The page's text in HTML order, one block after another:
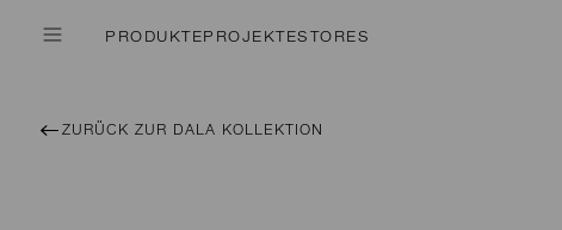
PRODUKTEPROJEKTESTORES
ZURÜCK ZUR DALA KOLLEKTION